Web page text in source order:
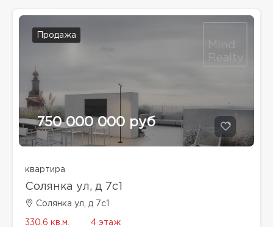
Продажа
750 000 000 руб
квартира
Солянка ул, д 7с1
Солянка ул, д 7с1
330.6 кв.м. 4 этаж